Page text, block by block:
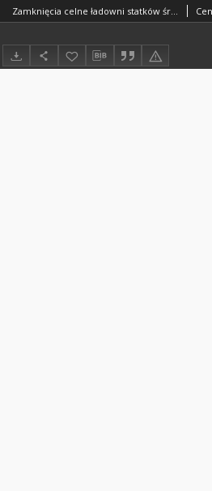
Zamknięcia celne ładowni statków śródlądowych - Zaczep chowany BN-75/3788-06 Arkusz 13